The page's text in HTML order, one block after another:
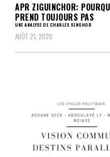
APR ZIGUINCHOR:
PREND TOUJOURS PAS
UNE ANALYSE DE CHARLES SENGHOR
AOÛT 21, 2020